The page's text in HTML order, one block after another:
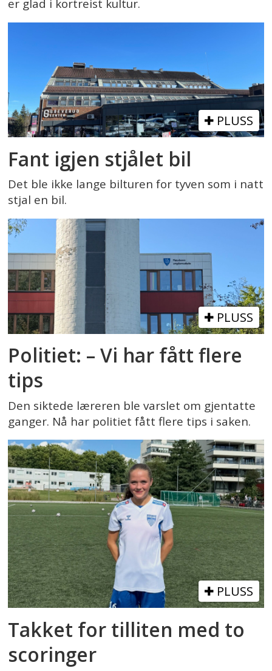
er glad i kortreist kultur.
PLUSS
Fant igjen stjålet bil
Det ble ikke lange bilturen for tyven som i natt
stjal en bil.
PLUSS
Politiet: – Vi har fått flere
tips
Den siktede læreren ble varslet om gjentatte
ganger. Nå har politiet fått flere tips i saken.
PLUSS
Takket for tilliten med to
scoringer